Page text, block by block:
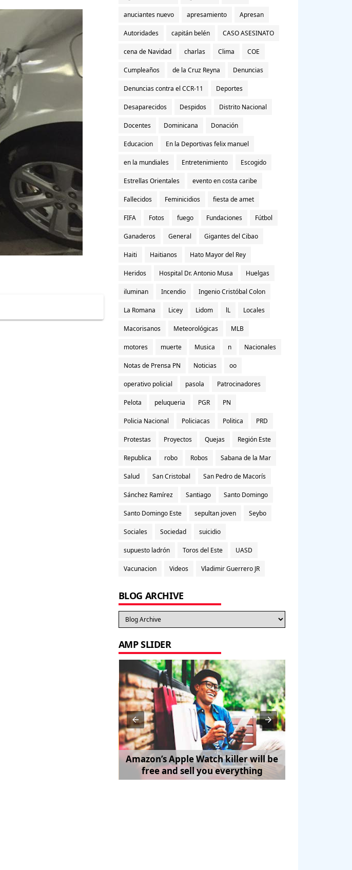
anuciantes nuevo apresamiento Apresan
Autoridades capitán belén CASO ASESINATO
cena de Navidad charlas Clima COE
Cumpleaños de la Cruz Reyna Denuncias
Denuncias contra el CCR-11 Deportes
Desaparecidos Despidos Distrito Nacional
Docentes Dominicana Donación
Educacion En la Deportivas felix manuel
en la mundiales Entretenimiento Escogido
Estrellas Orientales evento en costa caribe
Fallecidos Feminicidios fiesta de amet
FIFA Fotos fuego Fundaciones Fútbol
Ganaderos General Gigantes del Cibao
Haiti Haitianos Hato Mayor del Rey
Heridos Hospital Dr. Antonio Musa Huelgas
iluminan Incendio Ingenio Cristóbal Colon
La Romana Licey Lidom lL Locales
Macorisanos Meteorológicas MLB
motores muerte Musica n Nacionales
Notas de Prensa PN Noticias oo
operativo policial pasola Patrocinadores
Pelota peluqueria PGR PN
Policia Nacional Policiacas Politica PRD
Protestas Proyectos Quejas Región Este
Republica robo Robos Sabana de la Mar
Salud San Cristobal San Pedro de Macorís
Sánchez Ramírez Santiago Santo Domingo
Santo Domingo Este sepultan joven Seybo
Sociales Sociedad suicidio
supuesto ladrón Toros del Este UASD
Vacunacion Videos Vladimir Guerrero JR
BLOG ARCHIVE
AMP SLIDER
Amazon’s Apple Watch killer will be
free and sell you everything